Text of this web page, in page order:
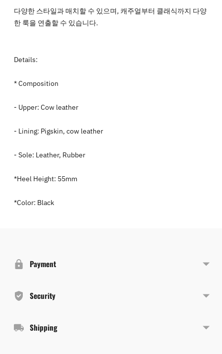
다양한 스타일과 매치할 수 있으며, 캐주얼부터 클래식까지 다양
한 룩을 연출할 수 있습니다.
Details:
* Composition
- Upper: Cow leather
- Lining: Pigskin, cow leather
- Sole: Leather, Rubber
*Heel Height: 55mm
*Color: Black
your
Payment
Security
Shipping